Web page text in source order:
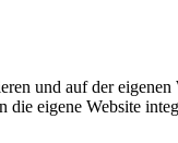
und auf der
eigene Website